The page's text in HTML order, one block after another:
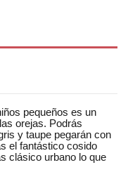
pequeños es un
orejas. Podrás
y taupe pegarán con
el fantástico cosido
clásico urbano lo que